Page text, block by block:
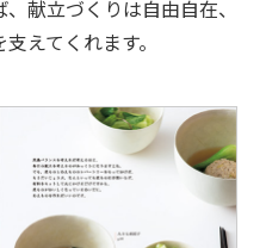
献立づくりは自由自在、
えてくれます。